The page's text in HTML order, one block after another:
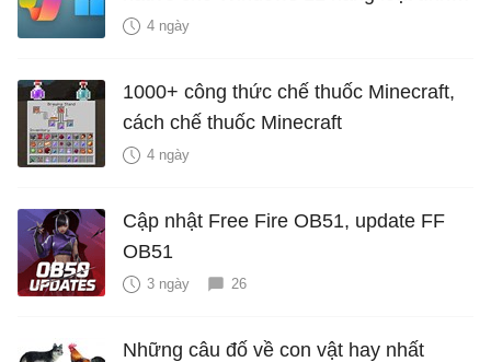
năng mới Hữu Ích
4 ngày
1000+ công thức chế thuốc Minecraft,
cách chế thuốc Minecraft
4 ngày
Cập nhật Free Fire OB51, update FF
OB51
3 ngày 26
Những câu đố về con vật hay nhất